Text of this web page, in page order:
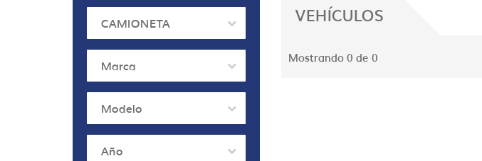
CAMIONETA
Marca
Modelo
Año
VEHÍCULOS
Mostrando 0 de 0